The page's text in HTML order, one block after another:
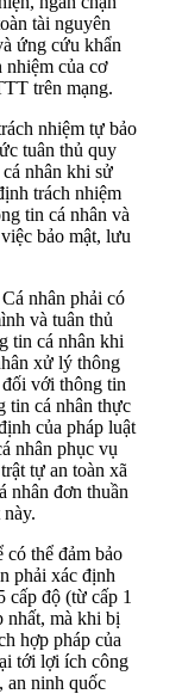
tài nguyên
ứng cứu khẩn
nhiệm của cơ
trên mạng.
nhiệm tự bảo
tuân thủ quy
nhân khi sử
trách nhiệm
tin cá nhân và
bảo mật, lưu
nhân phải có
và tuân thủ
tin cá nhân khi
xử lý thông
với thông tin
tin cá nhân thực
của pháp luật
nhân phục vụ
tự an toàn xã
nhân đơn thuần
thể đảm bảo
phải xác định
cấp độ (từ cấp 1
nhất, mà khi bị
hợp pháp của
tới lợi ích công
an ninh quốc